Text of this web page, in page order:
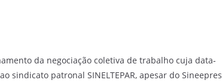
da negociação coletiva de trabalho cuja data-
sindicato patronal SINELTEPAR, apesar do Sineepres